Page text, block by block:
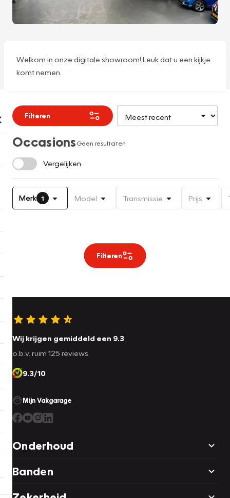
Welkom in onze digitale showroom! Leuk dat u een kijkje
komt nemen.
Filteren
OccasionsGeen resultaten
Vergelijken
Merk 1 Model Transmissie Prijs
Filteren
Wij krijgen gemiddeld een 9.3
o.b.v. ruim 125 reviews
9.3/10
Mijn Vakgarage
Onderhoud
Banden